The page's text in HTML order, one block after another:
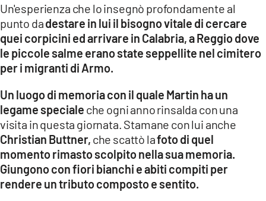
CATANZAROCHANNEL.IT
LACAPITALENEWS.IT
App
ANDROID
APPLE
Un'esperienza che lo insegnò profondamente al
punto dadestare in lui il bisogno vitale di cercare
quei corpicini ed arrivare in Calabria, a Reggio dove
le piccole salme erano state seppellite nel cimitero
per i migranti di Armo.
Un luogo di memoria con il quale Martin ha un
legame speciale che ogni anno rinsalda con una
visita in questa giornata. Stamane con lui anche
Christian Buttner, che scattò lafoto di quel
momento rimasto scolpito nella sua memoria.
Giungono con fiori bianchi e abiti compiti per
rendere un tributo composto e sentito.